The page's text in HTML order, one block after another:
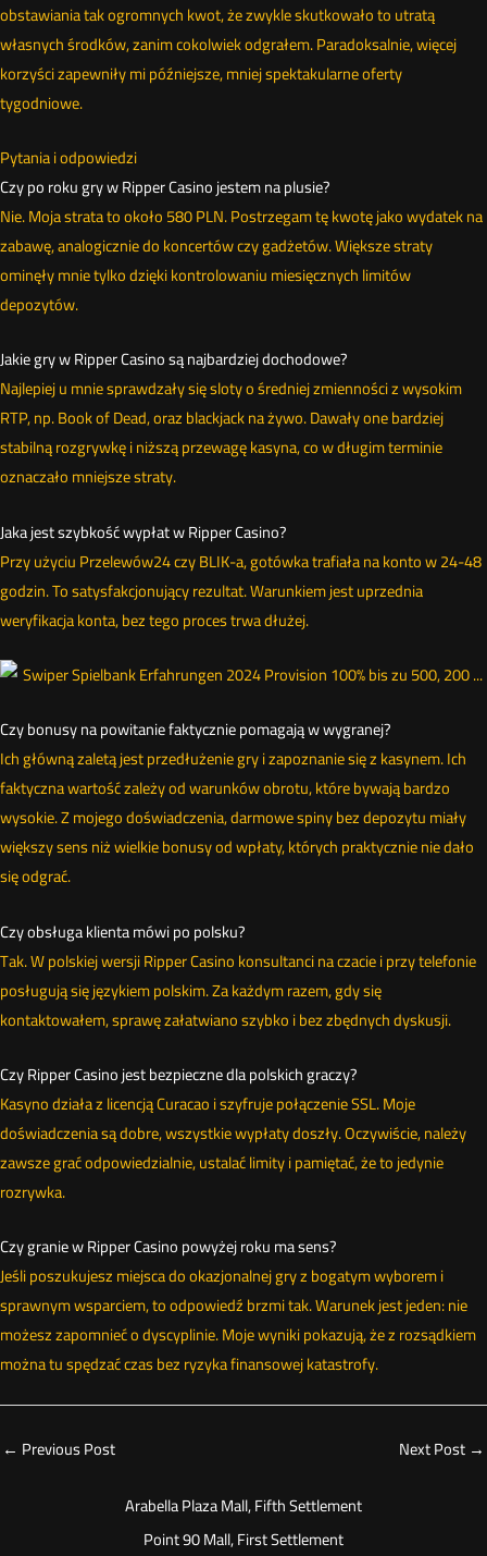
obstawiania tak ogromnych kwot, że zwykle skutkowało to utratą
własnych środków, zanim cokolwiek odgrałem. Paradoksalnie, więcej
korzyści zapewniły mi późniejsze, mniej spektakularne oferty
tygodniowe.
Pytania i odpowiedzi
Czy po roku gry w Ripper Casino jestem na plusie?
Nie. Moja strata to około 580 PLN. Postrzegam tę kwotę jako wydatek na
zabawę, analogicznie do koncertów czy gadżetów. Większe straty
ominęły mnie tylko dzięki kontrolowaniu miesięcznych limitów
depozytów.
Jakie gry w Ripper Casino są najbardziej dochodowe?
Najlepiej u mnie sprawdzały się sloty o średniej zmienności z wysokim
RTP, np. Book of Dead, oraz blackjack na żywo. Dawały one bardziej
stabilną rozgrywkę i niższą przewagę kasyna, co w długim terminie
oznaczało mniejsze straty.
Jaka jest szybkość wypłat w Ripper Casino?
Przy użyciu Przelewów24 czy BLIK-a, gotówka trafiała na konto w 24-48
godzin. To satysfakcjonujący rezultat. Warunkiem jest uprzednia
weryfikacja konta, bez tego proces trwa dłużej.
Czy bonusy na powitanie faktycznie pomagają w wygranej?
Ich główną zaletą jest przedłużenie gry i zapoznanie się z kasynem. Ich
faktyczna wartość zależy od warunków obrotu, które bywają bardzo
wysokie. Z mojego doświadczenia, darmowe spiny bez depozytu miały
większy sens niż wielkie bonusy od wpłaty, których praktycznie nie dało
się odgrać.
Czy obsługa klienta mówi po polsku?
Tak. W polskiej wersji Ripper Casino konsultanci na czacie i przy telefonie
posługują się językiem polskim. Za każdym razem, gdy się
kontaktowałem, sprawę załatwiano szybko i bez zbędnych dyskusji.
Czy Ripper Casino jest bezpieczne dla polskich graczy?
Kasyno działa z licencją Curacao i szyfruje połączenie SSL. Moje
doświadczenia są dobre, wszystkie wypłaty doszły. Oczywiście, należy
zawsze grać odpowiedzialnie, ustalać limity i pamiętać, że to jedynie
rozrywka.
Czy granie w Ripper Casino powyżej roku ma sens?
Jeśli poszukujesz miejsca do okazjonalnej gry z bogatym wyborem i
sprawnym wsparciem, to odpowiedź brzmi tak. Warunek jest jeden: nie
możesz zapomnieć o dyscyplinie. Moje wyniki pokazują, że z rozsądkiem
można tu spędzać czas bez ryzyka finansowej katastrofy.
← Previous Post Next Post →
Arabella Plaza Mall, Fifth Settlement
Point 90 Mall, First Settlement